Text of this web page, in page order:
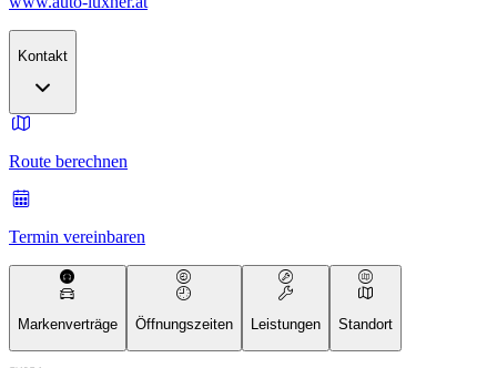
Kontakt
Route berechnen
Termin vereinbaren
Markenverträge Öffnungszeiten Leistungen Standort